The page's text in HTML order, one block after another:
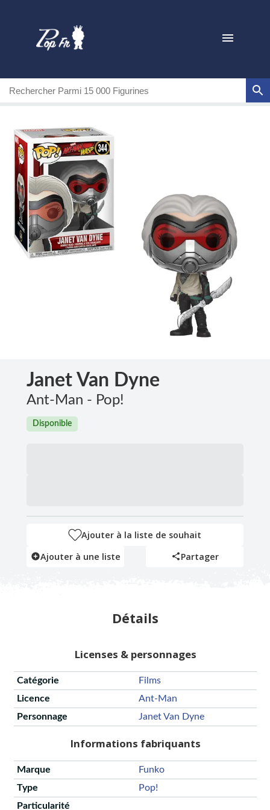
Janet Van Dyne
Ant-Man - Pop!
Disponible
Ajouter à la liste de souhait
Ajouter à une liste
Partager
Détails
Licenses & personnages
Catégorie
Films
Licence
Ant-Man
Personnage
Janet Van Dyne
Informations fabriquants
Marque
Funko
Type
Pop!
Particularité